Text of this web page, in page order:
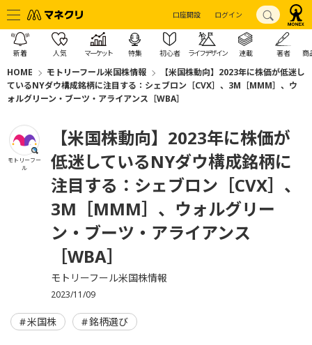
口座開設 ログイン
新着 人気 マーケット 特集 初心者 ライフデザイン 連載 著者 商
HOME モトリーフール米国株情報
【米国株動向】2023年に株価が低迷し
ているNYダウ構成銘柄に注目する：シェブロン［CVX］、3M［MMM］、ウ
ォルグリーン・ブーツ・アライアンス［WBA］
モトリーフー
ル
【米国株動向】2023年に株価が
低迷しているNYダウ構成銘柄に
注目する：シェブロン［CVX］、
3M［MMM］、ウォルグリー
ン・ブーツ・アライアンス
［WBA］
モトリーフール米国株情報
2023/11/09
米国株 銘柄選び